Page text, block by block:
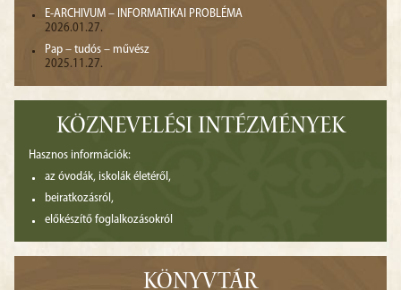
E-ARCHIVUM – INFORMATIKAI PROBLÉMA
2026.01.27.
Pap – tudós – művész
2025.11.27.
KÖZNEVELÉSI INTÉZMÉNYEK
Hasznos információk:
az óvodák, iskolák életéről,
beiratkozásról,
előkészítő foglalkozásokról
KÖNYVTÁR